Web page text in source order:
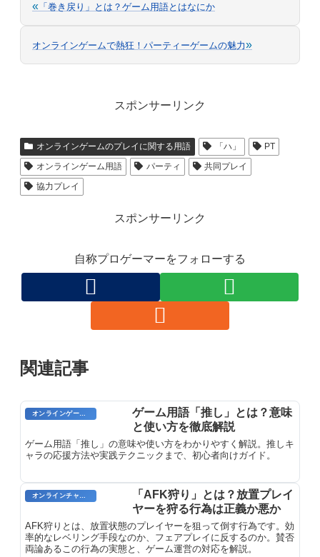
« 「巻き戻り」とは？ゲーム用語とはなにか
オンラインゲームで熱狂！パーティーゲームの魅力»
スポンサーリンク
オンラインゲームのプレイに関する用語 「ハ」
PT
オンラインゲーム用語
パーティ
共同プレイ
協力プレイ
スポンサーリンク
自称プロゲーマーをフォローする
関連記事
ゲーム用語「推し」とは？意味
と使い方を徹底解説
ゲーム用語「推し」の意味や使い方をわかりやすく解説。推しキ
ャラの応援方法や実践テクニックまで、初心者向けガイド。
「AFK狩り」とは？放置プレイ
ヤーを狩る行為は正義か悪か
AFK狩りとは、放置状態のプレイヤーを狙って倒す行為です。効
率的なレベリング手段なのか、フェアプレイに反するのか。賛否
両論あるこの行為の実態と、ゲーム運営の対応を解説。